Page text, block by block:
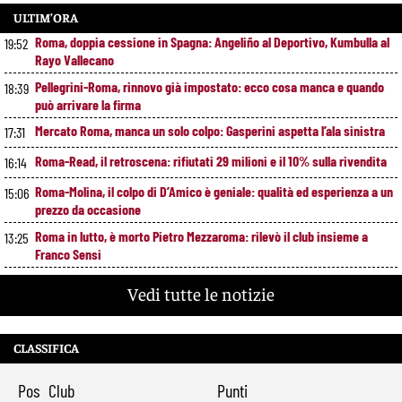
ULTIM’ORA
19:52 Roma, doppia cessione in Spagna: Angeliño al Deportivo, Kumbulla al
Rayo Vallecano
18:39 Pellegrini-Roma, rinnovo già impostato: ecco cosa manca e quando
può arrivare la firma
17:31 Mercato Roma, manca un solo colpo: Gasperini aspetta l’ala sinistra
16:14 Roma-Read, il retroscena: rifiutati 29 milioni e il 10% sulla rivendita
15:06 Roma-Molina, il colpo di D’Amico è geniale: qualità ed esperienza a un
prezzo da occasione
13:25 Roma in lutto, è morto Pietro Mezzaroma: rilevò il club insieme a
Franco Sensi
Roma, segnali di crescita contro il Newport: cosa ha funzionato e
cosa va ancora migliorato
9:29
Roma-Molina, trattativa in avanzamento: sul tavolo 17 milioni per
Vedi tutte le notizie
CLASSIFICA
Pos Club Punti